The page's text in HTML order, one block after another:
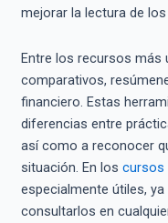
mejorar la lectura de
Entre los recursos más
comparativos,
financiero. Estas
diferencias entre
así como a reconocer
situación. En los cursos
especialmente útiles,
consultarlos en